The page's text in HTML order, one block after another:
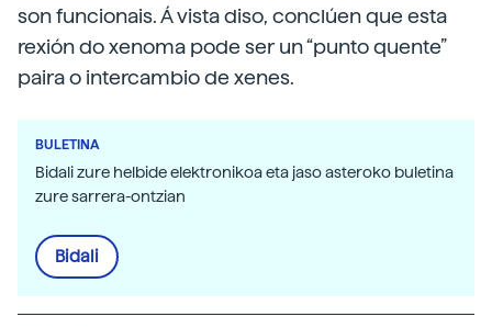
son funcionais. Á vista diso, conclúen que esta
rexión do xenoma pode ser un “punto quente”
paira o intercambio de xenes.
BULETINA
Bidali zure helbide elektronikoa eta jaso asteroko buletina
zure sarrera-ontzian
Bidali